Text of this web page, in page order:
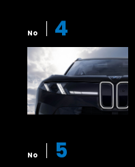
No 4
No 5